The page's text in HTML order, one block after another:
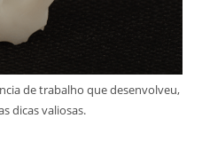
de trabalho que desenvolveu,
dicas valiosas.